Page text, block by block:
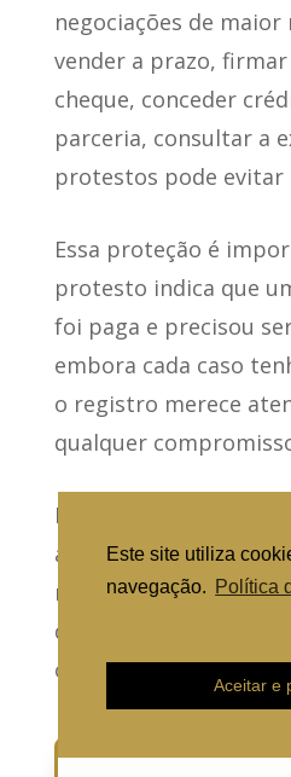
negociações de maior
vender a prazo,
cheque, conceder
parceria, consultar a
protestos pode evitar
Essa proteção é
protesto indica que
foi paga e precisou
embora cada caso
o registro merece
qualquer
Para pessoas físicas,
ajudar em
negociações
dúvidas cadastrais,
outros conteúdos do
Este site utiliza
navegação. Política
Aceitar e